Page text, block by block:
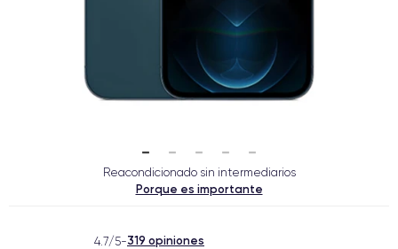
Reacondicionado sin intermediarios
Porque es importante
4.7/5-319 opiniones